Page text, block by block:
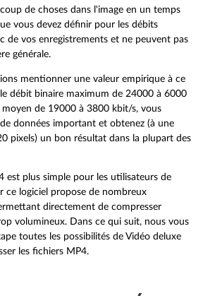
de choses dans l'image en un temps
vous devez définir pour les débits
de vos enregistrements et ne peuvent pas
générale.
mentionner une valeur empirique à ce
débit binaire maximum de 24000 à 6000
de 19000 à 3800 kbit/s, vous
données important et obtenez (à une
pixels) un bon résultat dans la plupart des
est plus simple pour les utilisateurs de
ce logiciel propose de nombreux
directement de compresser
volumineux. Dans ce qui suit, nous vous
toutes les possibilités de Vidéo deluxe
les fichiers MP4.